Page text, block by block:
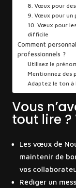
8. Vœux pour
9. Vœux pour un
10. Vœux pour
difficile
Comment
professionnels ?
Utilisez le
Mentionnez des
Adaptez le ton à
Vous
tout lire ?
Les vœux de
maintenir de
vos
Rédiger un